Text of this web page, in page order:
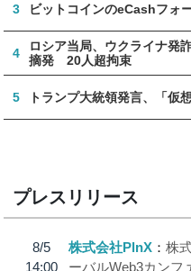
3 ビットコインのeCashフォ
4
ロシア当局、ウクライナ発
摘発 20人超拘束
5 トランプ大統領発言、「仮
プレスリリース
8/5
14:00
株式会社PlnX
株
ーバルWeb3カンフ